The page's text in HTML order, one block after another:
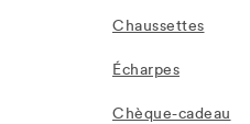
Chaussettes
Écharpes
Chèque-cadeau